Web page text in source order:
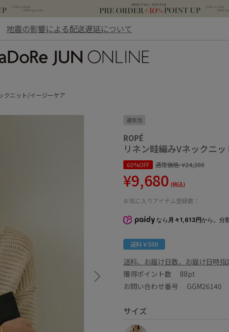
地震の影響による配送遅延について
クニット/イージーケア
通気性
ROPÉ
リネン畦編みVネックニ
60%OFF 通常価格:¥24,200
¥9,680 (税込)
お気に入りアイテム登録数：
なら 月々1,613円から。分
送料￥500
送料、お届け日数、お届け日時指
獲得ポイント数 88pt
お問い合わせ番号 GGM26140
サイズ